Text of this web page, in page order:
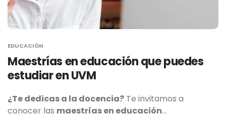
EDUCACIÓN
Maestrías en educación que puedes
estudiar en UVM
¿Te dedicas a la docencia? Te invitamos a
conocer las maestrías en educación…